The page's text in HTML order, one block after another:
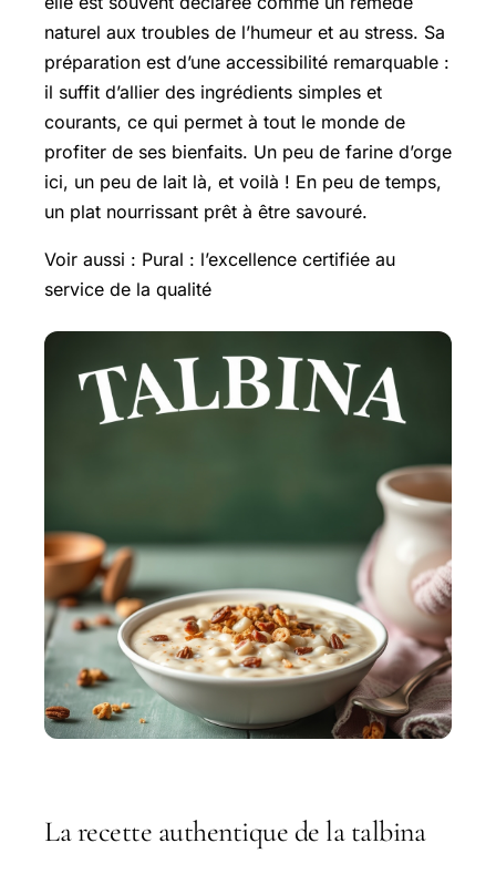
naturel aux troubles de l’humeur et au stress. Sa
préparation est d’une accessibilité remarquable :
il suffit d’allier des ingrédients simples et
courants, ce qui permet à tout le monde de
profiter de ses bienfaits. Un peu de farine d’orge
ici, un peu de lait là, et voilà ! En peu de temps,
un plat nourrissant prêt à être savouré.
Voir aussi : Pural : l’excellence certifiée au
service de la qualité
La recette authentique de la talbina